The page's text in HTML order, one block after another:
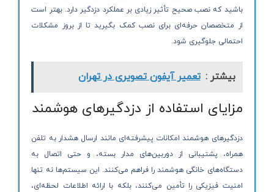
باشید که نصب صحیح تأثیر زیادی بر عملکرد دزدگیر دارد. بهتر است
از متخصصان حرفه‌ای برای نصب کمک بگیرید تا از بروز مشکلات
احتمالی جلوگیری شود.
بیشتر : تعمیر آیفون تصویری در تهران
مزایای استفاده از دزدگیرهای هوشمند
دزدگیرهای هوشمند امکانات پیشرفته‌ای مانند ارسال هشدار به تلفن
همراه، پشتیبانی از دوربین‌های مدار بسته، و حتی اتصال به
دستگاه‌های خانگی هوشمند را فراهم می‌کنند. این سیستم‌ها نه تنها
امنیت فیزیکی را تأمین می‌کنند، بلکه با ارائه اطلاعات لحظه‌ای،